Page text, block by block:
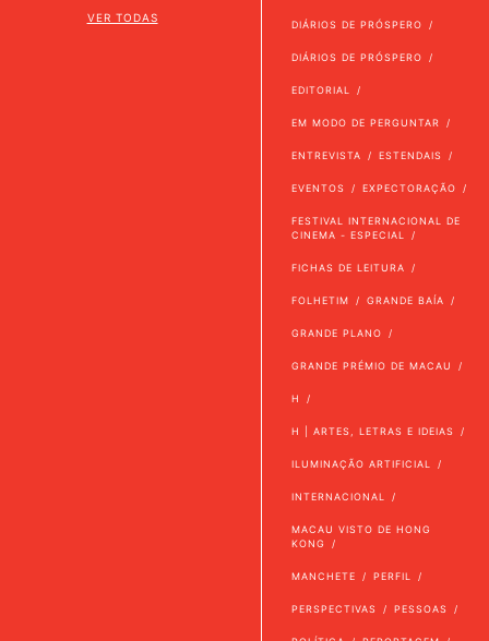
VER TODAS
DIÁRIOS DE PRÓSPERO
DIÁRIOS DE PRÓSPERO
EDITORIAL
EM MODO DE PERGUNTAR
ENTREVISTA ESTENDAIS
EVENTOS EXPECTORAÇÃO
FESTIVAL INTERNACIONAL DE
CINEMA - ESPECIAL
FICHAS DE LEITURA
FOLHETIM GRANDE BAÍA
GRANDE PLANO
GRANDE PRÉMIO DE MACAU
H
H | ARTES, LETRAS E IDEIAS
ILUMINAÇÃO ARTIFICIAL
INTERNACIONAL
MACAU VISTO DE HONG
KONG
MANCHETE PERFIL
PERSPECTIVAS PESSOAS